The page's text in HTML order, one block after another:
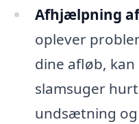
Afhjælpning
oplever
dine afløb,
slamsuger
undsætning